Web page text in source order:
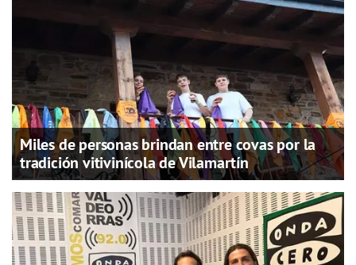
Miles de personas brindan entre covas por la
tradición vitivinícola de Vilamartín